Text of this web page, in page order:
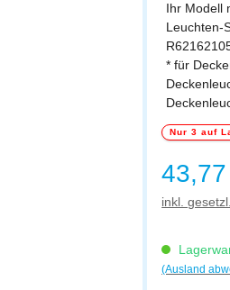
Ihr Modell
Leuchten-
* für
Nur 3 auf
Regulärer
inkl.
(Ausland